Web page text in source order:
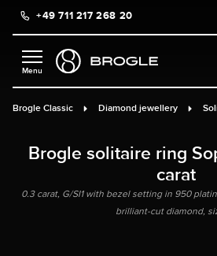
content+49 711 217 268 20
Brogle Classic Diamond jewellery
Brogle solitaire ring
carat
0.3 carat, G/SI1 with bezel setting in 950
brilliant-cut diamond,